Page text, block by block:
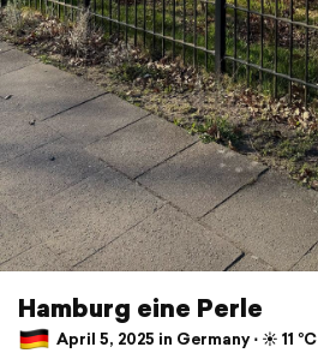
Hamburg eine Perle
April 5, 2025 in Germany ⋅ ☀️ 11 °C